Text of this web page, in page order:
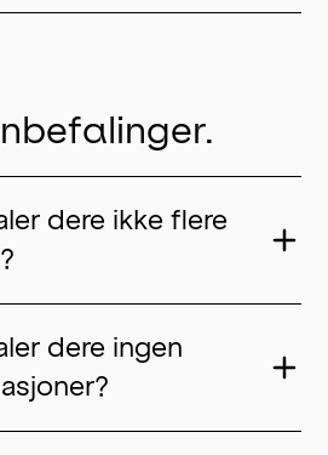
dere ikke flere
dere ingen